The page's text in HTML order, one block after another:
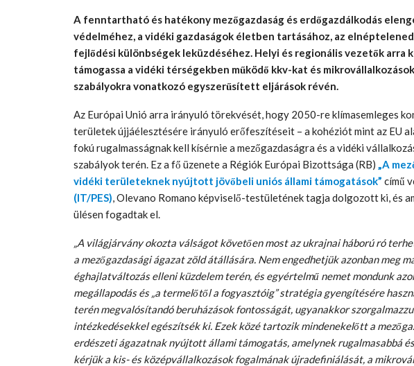
A fenntartható és hatékony mezőgazdaság és erdőgazdálkodás
védelméhez, a vidéki gazdaságok életben tartásához, az
fejlődési különbségek leküzdéséhez. Helyi és regionális vezetők arra
támogassa a vidéki térségekben működő kkv-kat és
szabályokra vonatkozó egyszerűsített eljárások révén.
Az Európai Unió arra irányuló törekvését, hogy 2050-re klímasemleges
területek újjáélesztésére irányuló erőfeszítéseit – a kohéziót mint az EU
fokú rugalmasságnak kell kísérnie a mezőgazdaságra és a vidéki
szabályok terén. Ez a fő üzenete a Régiók Európai Bizottsága (RB) „A
vidéki területeknek nyújtott jövőbeli uniós állami támogatások” című
(IT/PES), Olevano Romano képviselő-testületének tagja dolgozott ki, és
ülésen fogadtak el.
„A világjárvány okozta válságot követően most az ukrajnai háború ró
a mezőgazdasági ágazat zöld átállására. Nem engedhetjük azonban meg
éghajlatváltozás elleni küzdelem terén, és egyértelmű nemet mondunk
megállapodás és „a termelőtől a fogyasztóig” stratégia gyengítésére
terén megvalósítandó beruházások fontosságát, ugyanakkor
intézkedésekkel egészítsék ki. Ezek közé tartozik mindenekelőtt a
erdészeti ágazatnak nyújtott állami támogatás, amelynek rugalmasabbá
kérjük a kis- és középvállalkozások fogalmának újradefiniálását, a